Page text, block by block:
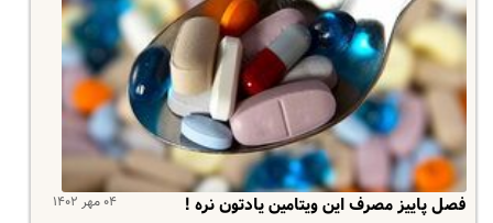
۰۴ مهر ۱۴۰۲ فصل پاییز مصرف این ویتامین یادتون نره !